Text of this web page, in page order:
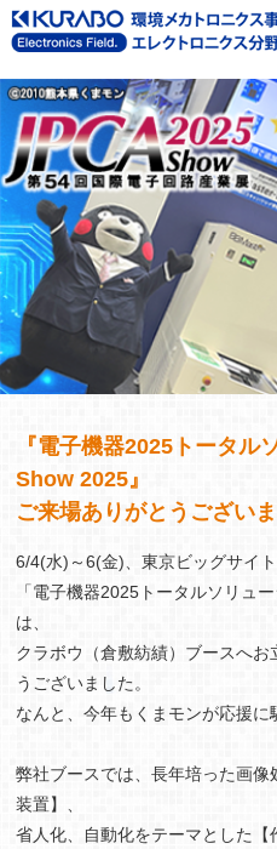
『電子機器2025トータ
Show 2025』
ご来場ありがとうございま
6/4(水)～6(金)、東京ビッグサイ
「電子機器2025トータルソリュ
は、
クラボウ（倉敷紡績）ブースへ
うございました。
なんと、今年もくまモンが応援に
弊社ブースでは、長年培った画
装置】、
省人化、自動化をテーマとした